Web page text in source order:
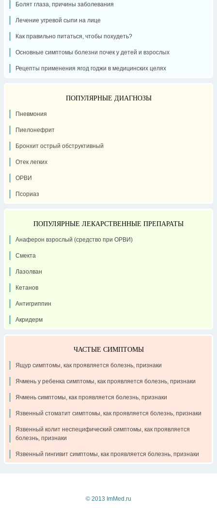
Болят глаза, причины заболевания
Лечение угревой сыпи на лице
Как правильно питаться, чтобы похудеть?
Основные симптомы болезни почек у детей и взрослых
Рецепты применения ягод годжи в медицинских целях
ПОПУЛЯРНЫЕ ДИАГНОЗЫ
Пневмония
Пиелонефрит
Бронхит острый обструктивный
Отек легких
ОРВИ
Псориаз
ПОПУЛЯРНЫЕ ЛЕКАРСТВЕННЫЕ ПРЕПАРАТЫ
Анаферон взрослый (средство при ОРВИ)
Смекта
Лазолван
Кетанов
Антигриппин
Акридерм
ЧАСТЫЕ СИМПТОМЫ
Ящур симптомы, как проявляется болезнь, признаки
Ячмень у ребенка симптомы, как проявляется болезнь, признаки
Ячмень симптомы, как проявляется болезнь, признаки
Язвенный стоматит симптомы, как проявляется болезнь, признаки
Язвенный колит неспецифический симптомы, как проявляется
болезнь, признаки
Язвенный гингивит симптомы, как проявляется болезнь, признаки
© 2013 ImMed.ru